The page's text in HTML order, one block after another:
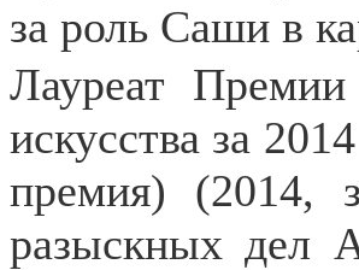
за роль Саши в
Лауреат
искусства за
премия) (2014,
разыскных дел